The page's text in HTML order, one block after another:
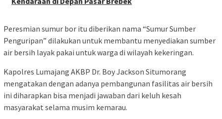
Peresmian sumur bor itu diberikan nama “Sumur Sumber
Penguripan” dilakukan untuk membantu menyediakan sumber
air bersih layak pakai untuk warga di wilayah kekeringan.
Kapolres Lumajang AKBP Dr. Boy Jackson Situmorang
mengatakan dengan adanya pembangunan fasilitas air bersih
ini diharapkan bisa menjadi jawaban dari keluh kesah
masyarakat selama musim kemarau.